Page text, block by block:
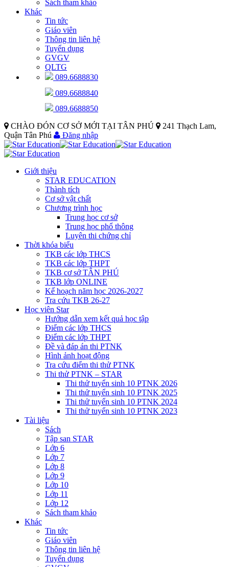
Sách tham khảo
Khác
Tin tức
Giáo viên
Thông tin liên hệ
Tuyển dụng
GVGV
QLTG
089.6688830
089.6688840
089.6688850
CHÀO ĐÓN CƠ SỞ MỚI TẠI TÂN PHÚ
241 Thạch Lam,
Quận Tân Phú
Đăng nhập
Giới thiệu
STAR EDUCATION
Thành tích
Cơ sở vật chất
Chương trình học
Trung học cơ sở
Trung học phổ thông
Luyên thi chứng chỉ
Thời khóa biểu
TKB các lớp THCS
TKB các lớp THPT
TKB cơ sở TÂN PHÚ
TKB lớp ONLINE
Kế hoạch năm học 2026-2027
Tra cứu TKB 26-27
Học viên Star
Hướng dẫn xem kết quả học tập
Điểm các lớp THCS
Điểm các lớp THPT
Đề và đáp án thi PTNK
Hình ảnh hoạt động
Tra cứu điểm thi thử PTNK
Thi thử PTNK – STAR
Thi thử tuyển sinh 10 PTNK 2026
Thi thử tuyển sinh 10 PTNK 2025
Thi thử tuyển sinh 10 PTNK 2024
Thi thử tuyển sinh 10 PTNK 2023
Tài liệu
Sách
Tập san STAR
Lớp 6
Lớp 7
Lớp 8
Lớp 9
Lớp 10
Lớp 11
Lớp 12
Sách tham khảo
Khác
Tin tức
Giáo viên
Thông tin liên hệ
Tuyển dụng